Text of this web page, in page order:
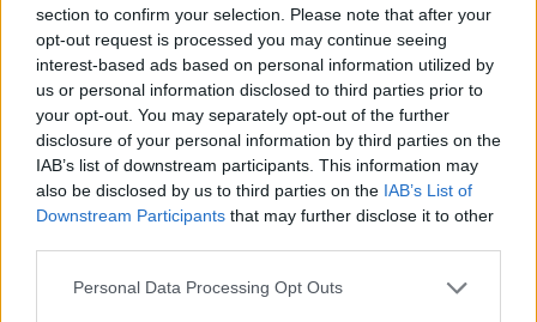
section to confirm your selection. Please note that after your
opt-out request is processed you may continue seeing
interest-based ads based on personal information utilized by
us or personal information disclosed to third parties prior to
your opt-out. You may separately opt-out of the further
disclosure of your personal information by third parties on the
IAB’s list of downstream participants. This information may
also be disclosed by us to third parties on the IAB’s List of
Downstream Participants that may further disclose it to other
Personal Data Processing Opt Outs
A legkedvezőbb személyi hitelek. Forrás: Bankmonitor
A nagy összegű, akár 10% alatti kamatozású szabad
felhasználású hitelek is egyre gyakoribbak
korábbiaknál is népszerűbbek, sokan nagyléptékű